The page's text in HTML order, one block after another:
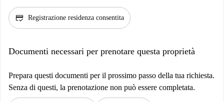
credit_score Registrazione residenza consentita
Documenti necessari per prenotare questa proprietà
Prepara questi documenti per il prossimo passo della tua richiesta.
Senza di questi, la prenotazione non può essere completata.